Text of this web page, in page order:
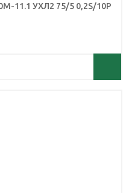
11.1 УХЛ2 75/5 0,2S/10Р